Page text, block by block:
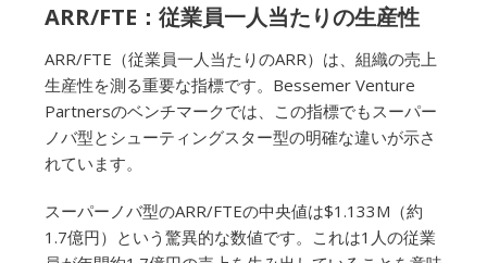
ARR/FTE：従業員一人当たりの生産性
ARR/FTE（従業員一人当たりのARR）は、組織の売上
生産性を測る重要な指標です。Bessemer Venture
Partnersのベンチマークでは、この指標でもスーパー
ノバ型とシューティングスター型の明確な違いが示さ
れています。
スーパーノバ型のARR/FTEの中央値は$1.133M（約
1.7億円）という驚異的な数値です。これは1人の従業